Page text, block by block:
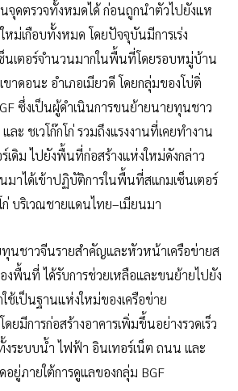
จุดตรวจทั้งหมดได้ ก่อนถูกนำตัวไปยังแห
หม่เกือบทั้งหมด โดยปัจจุบันมีการเร่ง
นเตอร์จำนวนมากในพื้นที่โดยรอบหมู่บ้าน
าดอนะ อำเภอเมียวดี โดยกลุ่มของโบ่ติ่
ซึ่งเป็นผู้ดำเนินการขนย้ายนายทุนชาว
ะ ชเวโก๊กโก่ รวมถึงแรงงานที่เคยทำงาน
เดิม ไปยังพื้นที่ก่อสร้างแห่งใหม่ดังกล่าว
มาได้เข้าปฏิบัติการในพื้นที่สแกมเซ็นเตอร์
ก่ บริเวณชายแดนไทย–เมียนมา
นชาวจีนรายสำคัญและหัวหน้าเครือข่ายส
งพื้นที่ ได้รับการช่วยเหลือและขนย้ายไปยัง
ช้เป็นฐานแห่งใหม่ของเครือข่าย
ยมีการก่อสร้างอาคารเพิ่มขึ้นอย่างรวดเร็ว
งระบบน้ำ ไฟฟ้า อินเทอร์เน็ต ถนน และ
ยู่ภายใต้การดูแลของกลุ่ม BGF